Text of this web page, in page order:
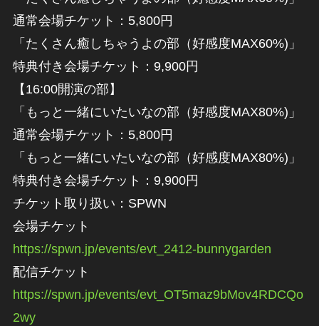
通常会場チケット：5,800円
「たくさん癒しちゃうよの部（好感度MAX60%)」
特典付き会場チケット：9,900円
【16:00開演の部】
「もっと一緒にいたいなの部（好感度MAX80%)」
通常会場チケット：5,800円
「もっと一緒にいたいなの部（好感度MAX80%)」
特典付き会場チケット：9,900円
チケット取り扱い：SPWN
会場チケット
https://spwn.jp/events/evt_2412-bunnygarden
配信チケット
https://spwn.jp/events/evt_OT5maz9bMov4RDCQo
2wy